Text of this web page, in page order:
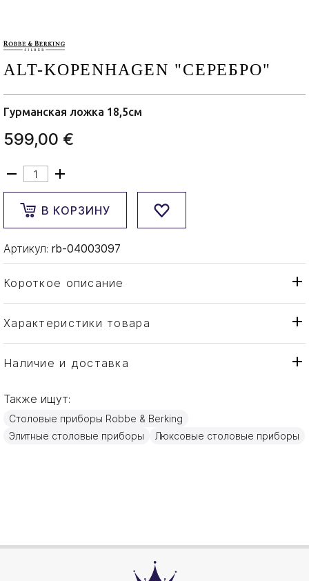
ALT-KOPENHAGEN "СЕРЕБРО"
Гурманская ложка 18,5см
599,00 €
В КОРЗИНУ
Артикул: rb-04003097
Короткое описание
Характеристики товара
Тип товара
Ложка
Бренд
Страна производителя
Материал
Серебро
18,5см
Наличие и доставка
Также ищут:
Столовые приборы Robbe & Berking
Элитные столовые приборы
Люксовые столовые приборы